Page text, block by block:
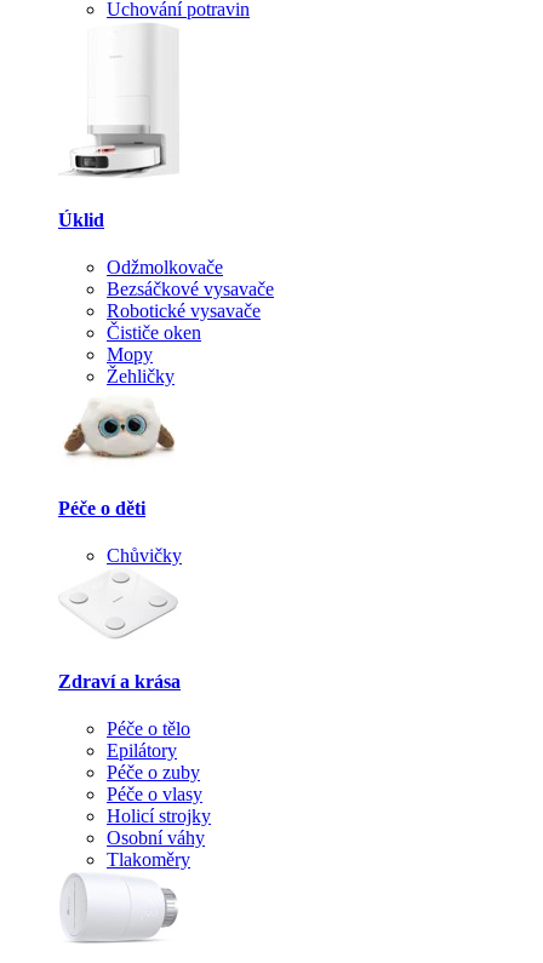
Uchování potravin
Úklid
Odžmolkovače
Bezsáčkové vysavače
Robotické vysavače
Čističe oken
Mopy
Žehličky
Péče o děti
Chůvičky
Zdraví a krása
Péče o tělo
Epilátory
Péče o zuby
Péče o vlasy
Holicí strojky
Osobní váhy
Tlakoměry